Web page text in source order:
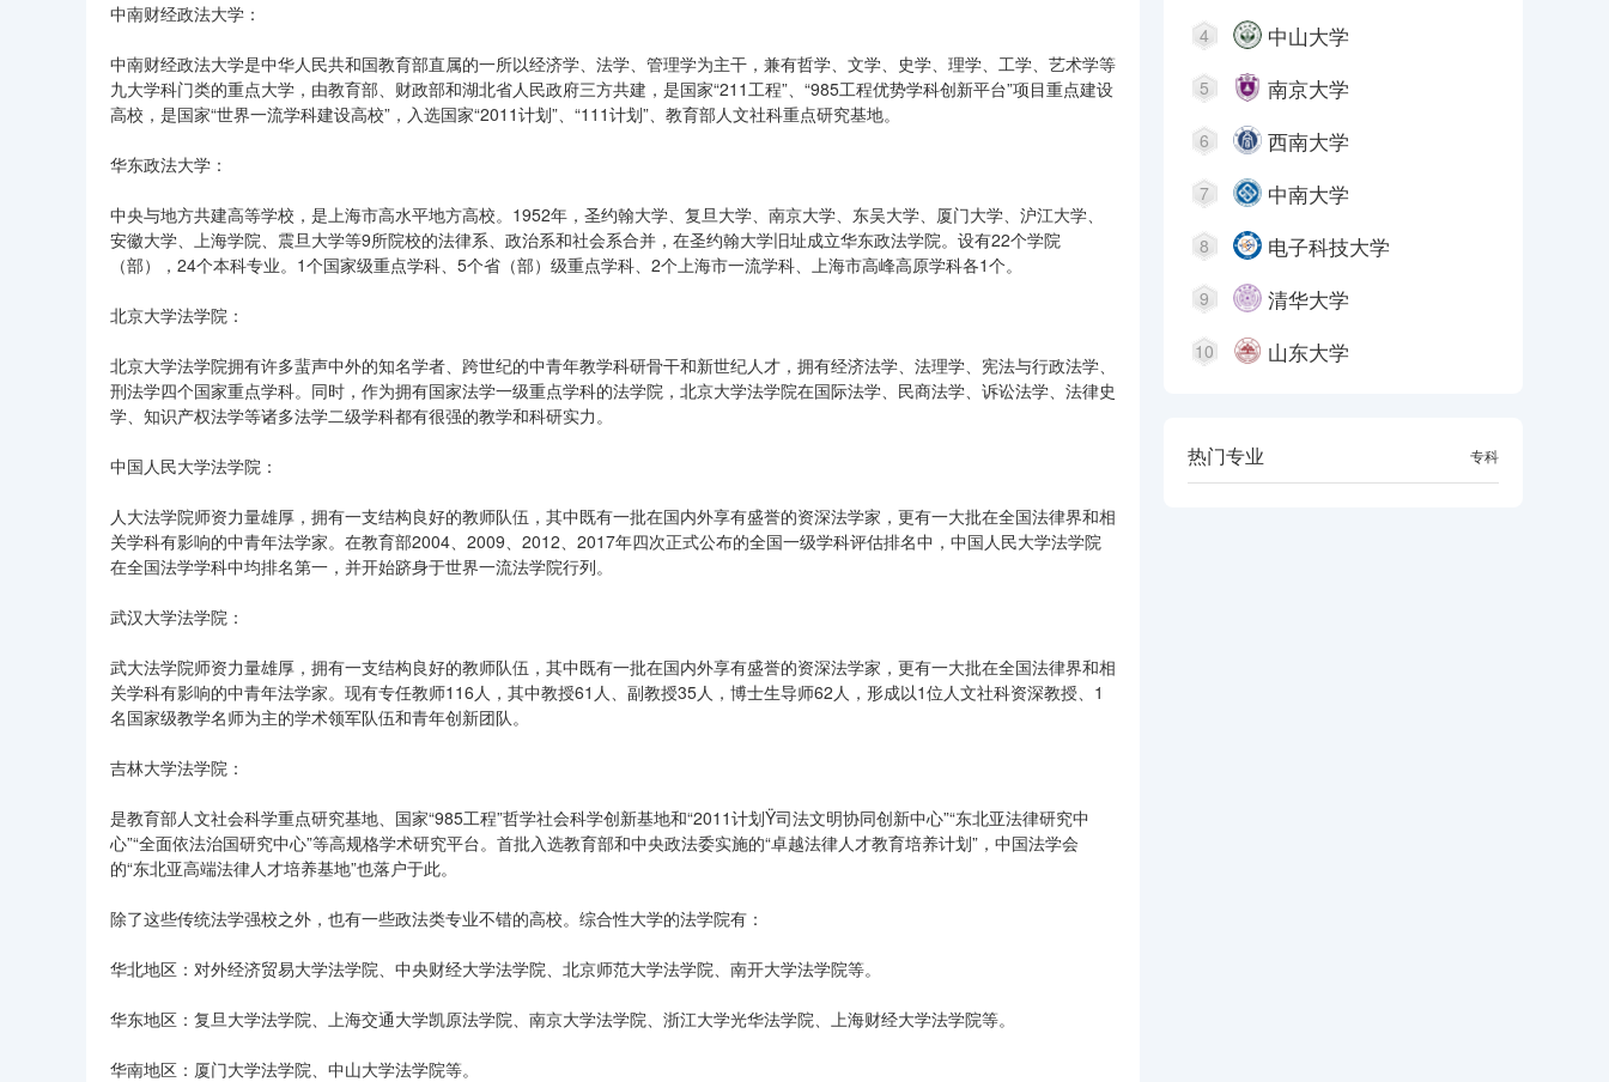
中南财经政法大学：
中南财经政法大学是中华人民共和国教育部直属的一所以经济学、法学、管理学为主干，兼有哲学、文学、史学、理学、工学、艺术学等
九大学科门类的重点大学，由教育部、财政部和湖北省人民政府三方共建，是国家“211工程”、“985工程优势学科创新平台”项目重点建设
高校，是国家“世界一流学科建设高校”，入选国家“2011计划”、“111计划”、教育部人文社科重点研究基地。
华东政法大学：
中央与地方共建高等学校，是上海市高水平地方高校。1952年，圣约翰大学、复旦大学、南京大学、东吴大学、厦门大学、沪江大学、
安徽大学、上海学院、震旦大学等9所院校的法律系、政治系和社会系合并，在圣约翰大学旧址成立华东政法学院。设有22个学院
（部），24个本科专业。1个国家级重点学科、5个省（部）级重点学科、2个上海市一流学科、上海市高峰高原学科各1个。
北京大学法学院：
北京大学法学院拥有许多蜚声中外的知名学者、跨世纪的中青年教学科研骨干和新世纪人才，拥有经济法学、法理学、宪法与行政法学、
刑法学四个国家重点学科。同时，作为拥有国家法学一级重点学科的法学院，北京大学法学院在国际法学、民商法学、诉讼法学、法律史
学、知识产权法学等诸多法学二级学科都有很强的教学和科研实力。
中国人民大学法学院：
人大法学院师资力量雄厚，拥有一支结构良好的教师队伍，其中既有一批在国内外享有盛誉的资深法学家，更有一大批在全国法律界和相
关学科有影响的中青年法学家。在教育部2004、2009、2012、2017年四次正式公布的全国一级学科评估排名中，中国人民大学法学院
在全国法学学科中均排名第一，并开始跻身于世界一流法学院行列。
武汉大学法学院：
武大法学院师资力量雄厚，拥有一支结构良好的教师队伍，其中既有一批在国内外享有盛誉的资深法学家，更有一大批在全国法律界和相
关学科有影响的中青年法学家。现有专任教师116人，其中教授61人、副教授35人，博士生导师62人，形成以1位人文社科资深教授、1
名国家级教学名师为主的学术领军队伍和青年创新团队。
吉林大学法学院：
是教育部人文社会科学重点研究基地、国家“985工程”哲学社会科学创新基地和“2011计划Ÿ司法文明协同创新中心”“东北亚法律研究中
心”“全面依法治国研究中心”等高规格学术研究平台。首批入选教育部和中央政法委实施的“卓越法律人才教育培养计划”，中国法学会
的“东北亚高端法律人才培养基地”也落户于此。
除了这些传统法学强校之外，也有一些政法类专业不错的高校。综合性大学的法学院有：
华北地区：对外经济贸易大学法学院、中央财经大学法学院、北京师范大学法学院、南开大学法学院等。
华东地区：复旦大学法学院、上海交通大学凯原法学院、南京大学法学院、浙江大学光华法学院、上海财经大学法学院等。
华南地区：厦门大学法学院、中山大学法学院等。
4 中山大学
5 南京大学
6 西南大学
7 中南大学
8 电子科技大学
9 清华大学
10 山东大学
热门专业 专科